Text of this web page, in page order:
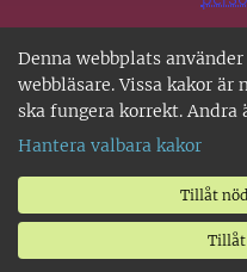
Denna webbplats
webbläsare. Vissa kakor
ska fungera korrekt. Andra
Hantera valbara kakor
Tillåt
Tillåt